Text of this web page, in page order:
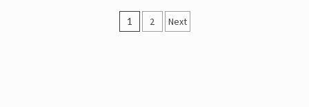
Posts
1 2 Next